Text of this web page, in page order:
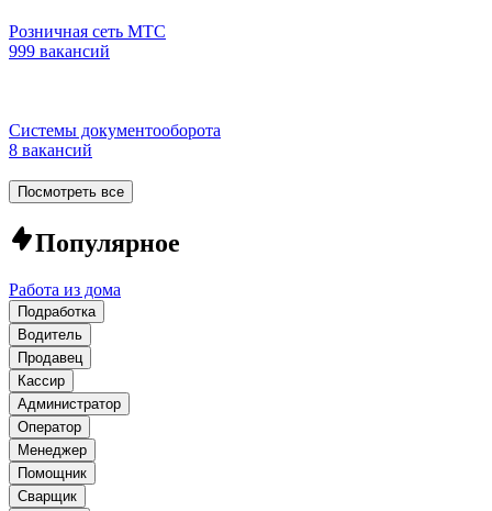
Розничная сеть МТС
999 вакансий
Системы документооборота
8 вакансий
Посмотреть все
Популярное
Работа из дома
Подработка
Водитель
Продавец
Кассир
Администратор
Оператор
Менеджер
Помощник
Сварщик